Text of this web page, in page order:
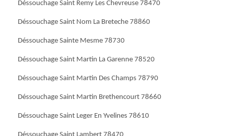
Déssouchage Saint Remy Les Chevreuse 78470
Déssouchage Saint Nom La Breteche 78860
Déssouchage Sainte Mesme 78730
Déssouchage Saint Martin La Garenne 78520
Déssouchage Saint Martin Des Champs 78790
Déssouchage Saint Martin Brethencourt 78660
Déssouchage Saint Leger En Yvelines 78610